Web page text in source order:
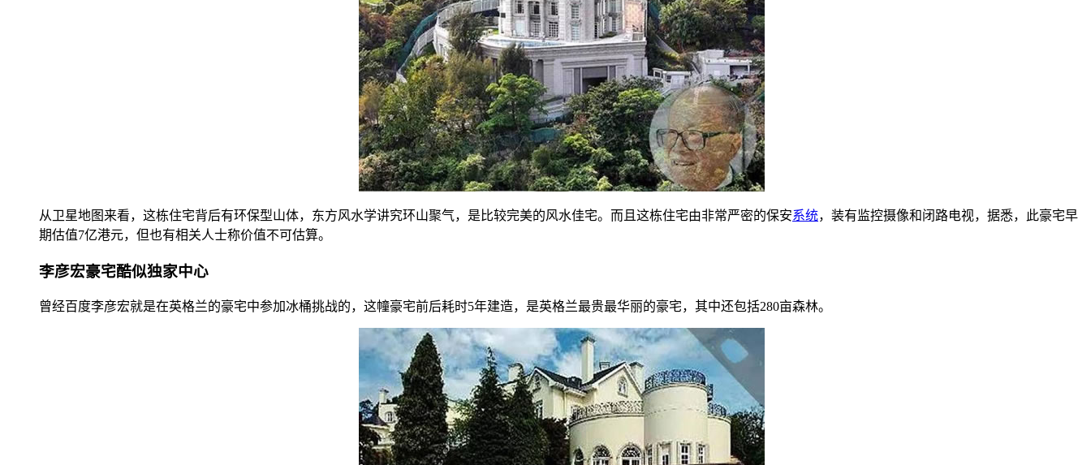
从卫星地图来看，这栋住宅背后有环保型山体，东方风水学讲究环山聚气，是比较完美的风水佳宅。而且这栋住宅由非常严密的保安系统，装有监控摄像和闭路电视，据悉，此豪宅早
期估值7亿港元，但也有相关人士称价值不可估算。
李彦宏豪宅酷似独家中心
曾经百度李彦宏就是在英格兰的豪宅中参加冰桶挑战的，这幢豪宅前后耗时5年建造，是英格兰最贵最华丽的豪宅，其中还包括280亩森林。